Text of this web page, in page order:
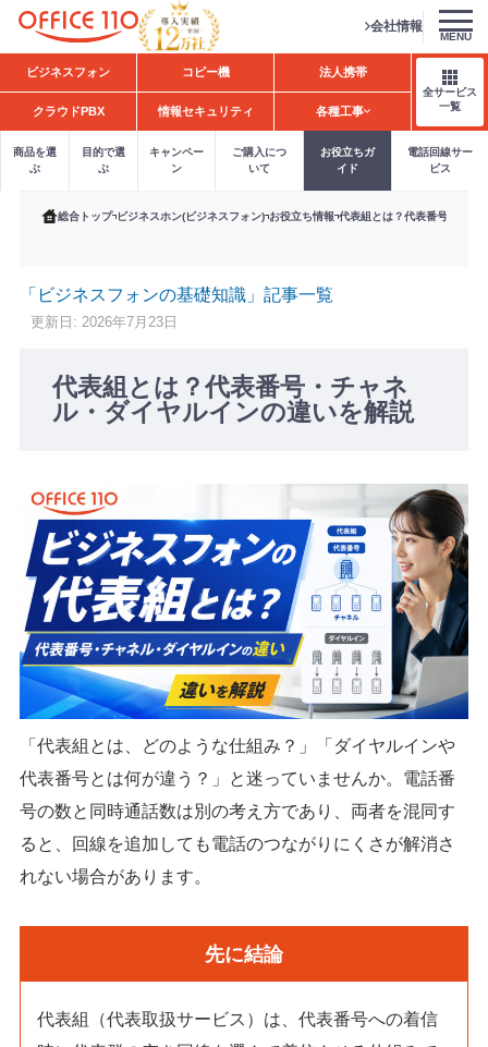
H
o
会社情報
MENU
ビジネスフォン コピー機 法人携帯
クラウドPBX 情報セキュリティ 各種工事
全サービス
一覧
商品を選
ぶ
目的で選
ぶ
キャンペー
ン
ご購入につ
いて
お役立ちガ
イド
電話回線サー
ビス
総合トップ ビジネスホン(ビジネスフォン) お役立ち情報 代表組とは？代表番号・チャ
「ビジネスフォンの基礎知識」記事一覧
更新日: 2026年7月23日
代表組とは？代表番号・チャネ
ル・ダイヤルインの違いを解説
「代表組とは、どのような仕組み？」「ダイヤルインや
代表番号とは何が違う？」と迷っていませんか。電話番
号の数と同時通話数は別の考え方であり、両者を混同す
ると、回線を追加しても電話のつながりにくさが解消さ
れない場合があります。
先に結論
代表組（代表取扱サービス）は、代表番号への着信